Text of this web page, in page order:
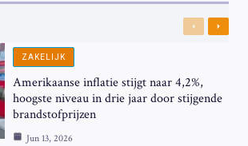
Previous
Next
ZAKELIJK
Amerikaanse inflatie stijgt naar 4,2%,
hoogste niveau in drie jaar door stijgende
brandstofprijzen
Jun 13, 2026